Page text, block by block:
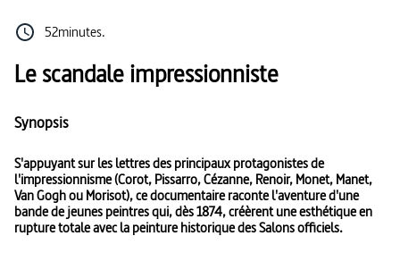
52minutes.
Le scandale impressionniste
Synopsis
S'appuyant sur les lettres des principaux protagonistes de
l'impressionnisme (Corot, Pissarro, Cézanne, Renoir, Monet, Manet,
Van Gogh ou Morisot), ce documentaire raconte l'aventure d'une
bande de jeunes peintres qui, dès 1874, créèrent une esthétique en
rupture totale avec la peinture historique des Salons officiels.